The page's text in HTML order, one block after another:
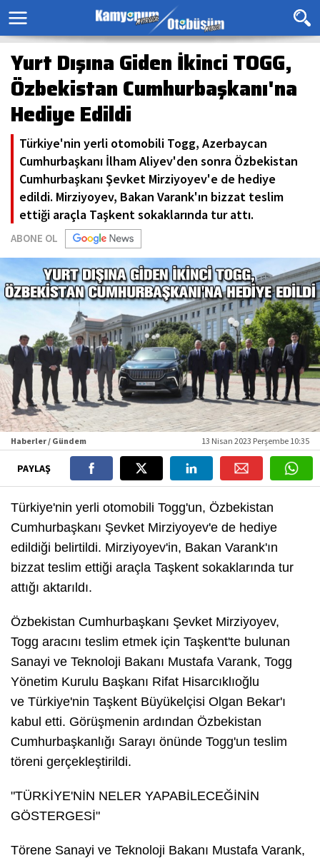
Yurt Dışına Giden İkinci TOGG,
Özbekistan Cumhurbaşkanı'na
Hediye Edildi
Türkiye'nin yerli otomobili Togg, Azerbaycan
Cumhurbaşkanı İlham Aliyev'den sonra Özbekistan
Cumhurbaşkanı Şevket Mirziyoyev'e de hediye
edildi. Mirziyoyev, Bakan Varank'ın bizzat teslim
ettiği araçla Taşkent sokaklarında tur attı.
ABONE OL
Haberler / Gündem 13 Nisan 2023 Perşembe 10:35
PAYLAŞ
Türkiye'nin yerli otomobili Togg'un, Özbekistan
Cumhurbaşkanı Şevket Mirziyoyev'e de hediye
edildiği belirtildi. Mirziyoyev'in, Bakan Varank'ın
bizzat teslim ettiği araçla Taşkent sokaklarında tur
attığı aktarıldı.
Özbekistan Cumhurbaşkanı Şevket Mirziyoyev,
Togg aracını teslim etmek için Taşkent'te bulunan
Sanayi ve Teknoloji Bakanı Mustafa Varank, Togg
Yönetim Kurulu Başkanı Rifat Hisarcıklıoğlu
ve Türkiye'nin Taşkent Büyükelçisi Olgan Bekar'ı
kabul etti. Görüşmenin ardından Özbekistan
Cumhurbaşkanlığı Sarayı önünde Togg'un teslim
töreni gerçekleştirildi.
"TÜRKİYE'NİN NELER YAPABİLECEĞİNİN
GÖSTERGESİ"
Törene Sanayi ve Teknoloji Bakanı Mustafa Varank,